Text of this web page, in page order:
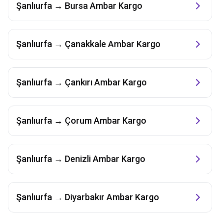
Şanlıurfa → Bursa Ambar Kargo
Şanlıurfa → Çanakkale Ambar Kargo
Şanlıurfa → ÇankırıAmbar Kargo
Şanlıurfa → ÇorumAmbar Kargo
Şanlıurfa → DenizliAmbar Kargo
Şanlıurfa → Diyarbakır Ambar Kargo